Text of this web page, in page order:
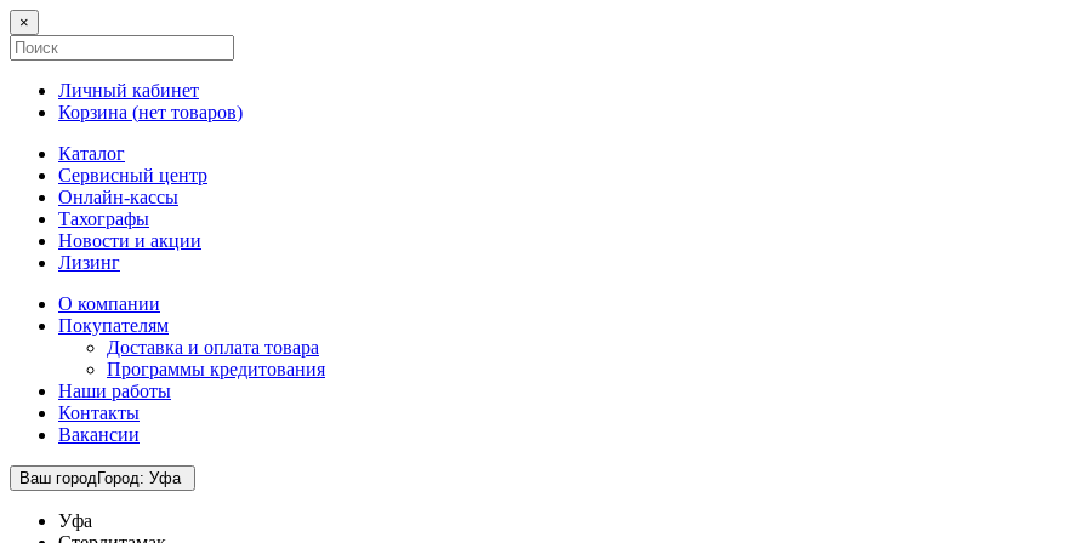
×
Личный кабинет
Корзина (нет товаров)
Каталог
Сервисный центр
Онлайн-кассы
Тахографы
Новости и акции
Лизинг
О компании
Покупателям
Доставка и оплата товара
Программы кредитования
Наши работы
Контакты
Вакансии
Ваш городГород: Уфа
Уфа